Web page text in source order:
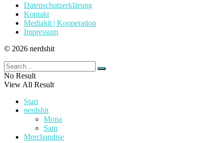
Datenschutzerklärung
Kontakt
Mediakit | Kooperation
Impressum
© 2026 nerdshit
No Result
View All Result
Start
nerdshit
Mona
Sam
Merchandise